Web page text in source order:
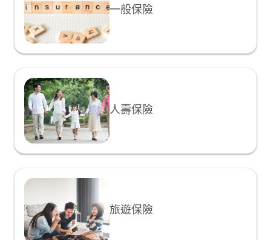
一般保險
人壽保險
旅遊保險